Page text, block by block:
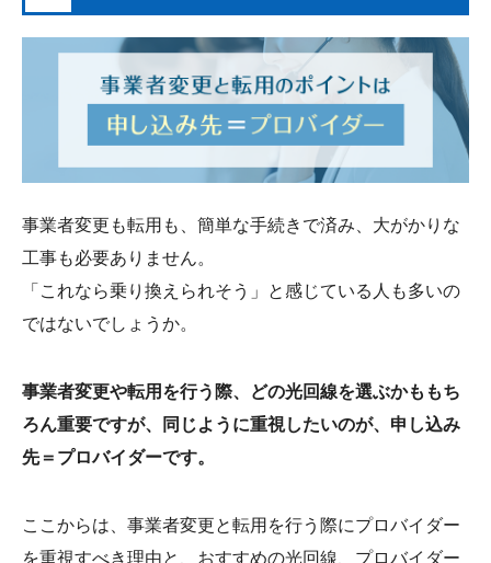
事業者変更も転用も、簡単な手続きで済み、大がかりな
工事も必要ありません。
「これなら乗り換えられそう」と感じている人も多いの
ではないでしょうか。
事業者変更や転用を行う際、どの光回線を選ぶかももち
ろん重要ですが、同じように重視したいのが、申し込み
先＝プロバイダーです。
ここからは、事業者変更と転用を行う際にプロバイダー
を重視すべき理由と、おすすめの光回線、プロバイダー